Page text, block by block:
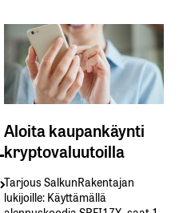
Aloita kaupankäynti
kryptovaluutoilla
Tarjous SalkunRakentajan
lukijoille: Käyttämällä​ ​